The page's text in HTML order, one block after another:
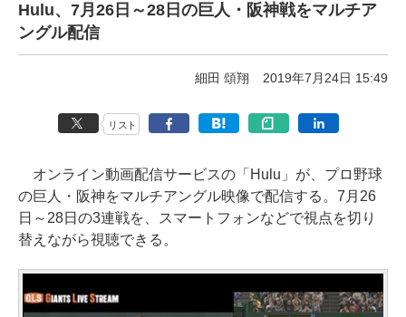
Hulu、7月26日～28日の巨人・阪神戦をマルチア
ングル配信
細田 頌翔 2019年7月24日 15:49
リスト
オンライン動画配信サービスの「Hulu」が、プロ野球
の巨人・阪神をマルチアングル映像で配信する。7月26
日～28日の3連戦を、スマートフォンなどで視点を切り
替えながら視聴できる。